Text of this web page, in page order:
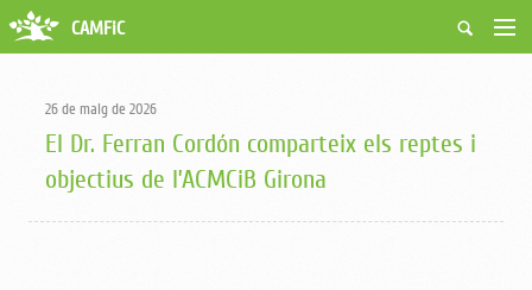
Qui som
Activitats
Borsa de treball
Ciutadans
CAMFiC
26 de maig de 2026
El Dr. Ferran Cordón comparteix els reptes i
objectius de l’ACMCiB Girona